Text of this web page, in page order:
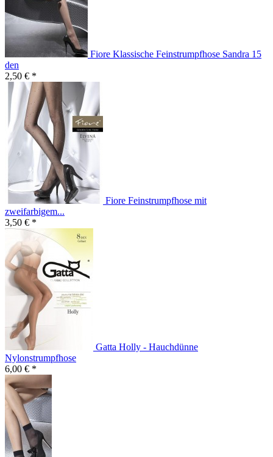
Fiore Klassische Feinstrumpfhose Sandra 15
den
2,50 € *
Fiore Feinstrumpfhose mit
zweifarbigem...
3,50 € *
Gatta Holly - Hauchdünne
Nylonstrumpfhose
6,00 € *